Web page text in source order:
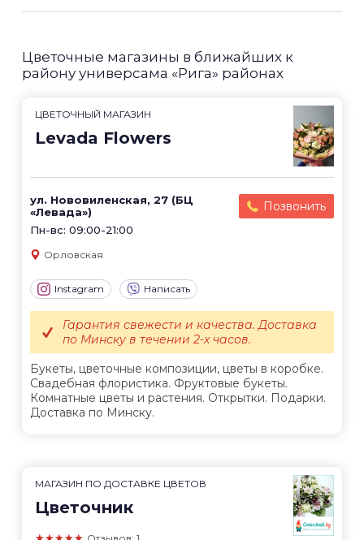
Цветочные магазины в ближайших к
району универсама «Рига» районах
ЦВЕТОЧНЫЙ МАГАЗИН
Levada Flowers
ул. Нововиленская, 27 (БЦ
«Левада»)
Пн-вс: 09:00-21:00
Позвонить
Орловская
Instagram Написать
Букеты, цветочные композиции, цветы в коробке.
Свадебная флористика. Фруктовые букеты.
Комнатные цветы и растения. Открытки. Подарки.
Доставка по Минску.
Гарантия свежести и качества. Доставка
по Минску в течении 2-х часов.
МАГАЗИН ПО ДОСТАВКЕ ЦВЕТОВ
Цветочник